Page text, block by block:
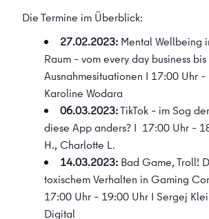
Die Termine im Überblick:
27.02.2023: Mental Wellbeing
Raum – vom every day business bis
Ausnahmesituationen I 17:00 Uhr
Karoline Wodara
06.03.2023:TikTok – im Sog
diese App anders? I 17:00 Uhr –
H., Charlotte L.
14.03.2023: Bad Game, Troll!
toxischem Verhalten in Gaming
17:00 Uhr – 19:00 Uhr I Sergej
Digital